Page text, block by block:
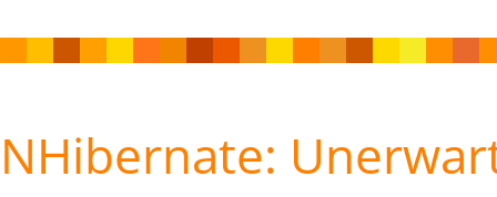
NHibernate: